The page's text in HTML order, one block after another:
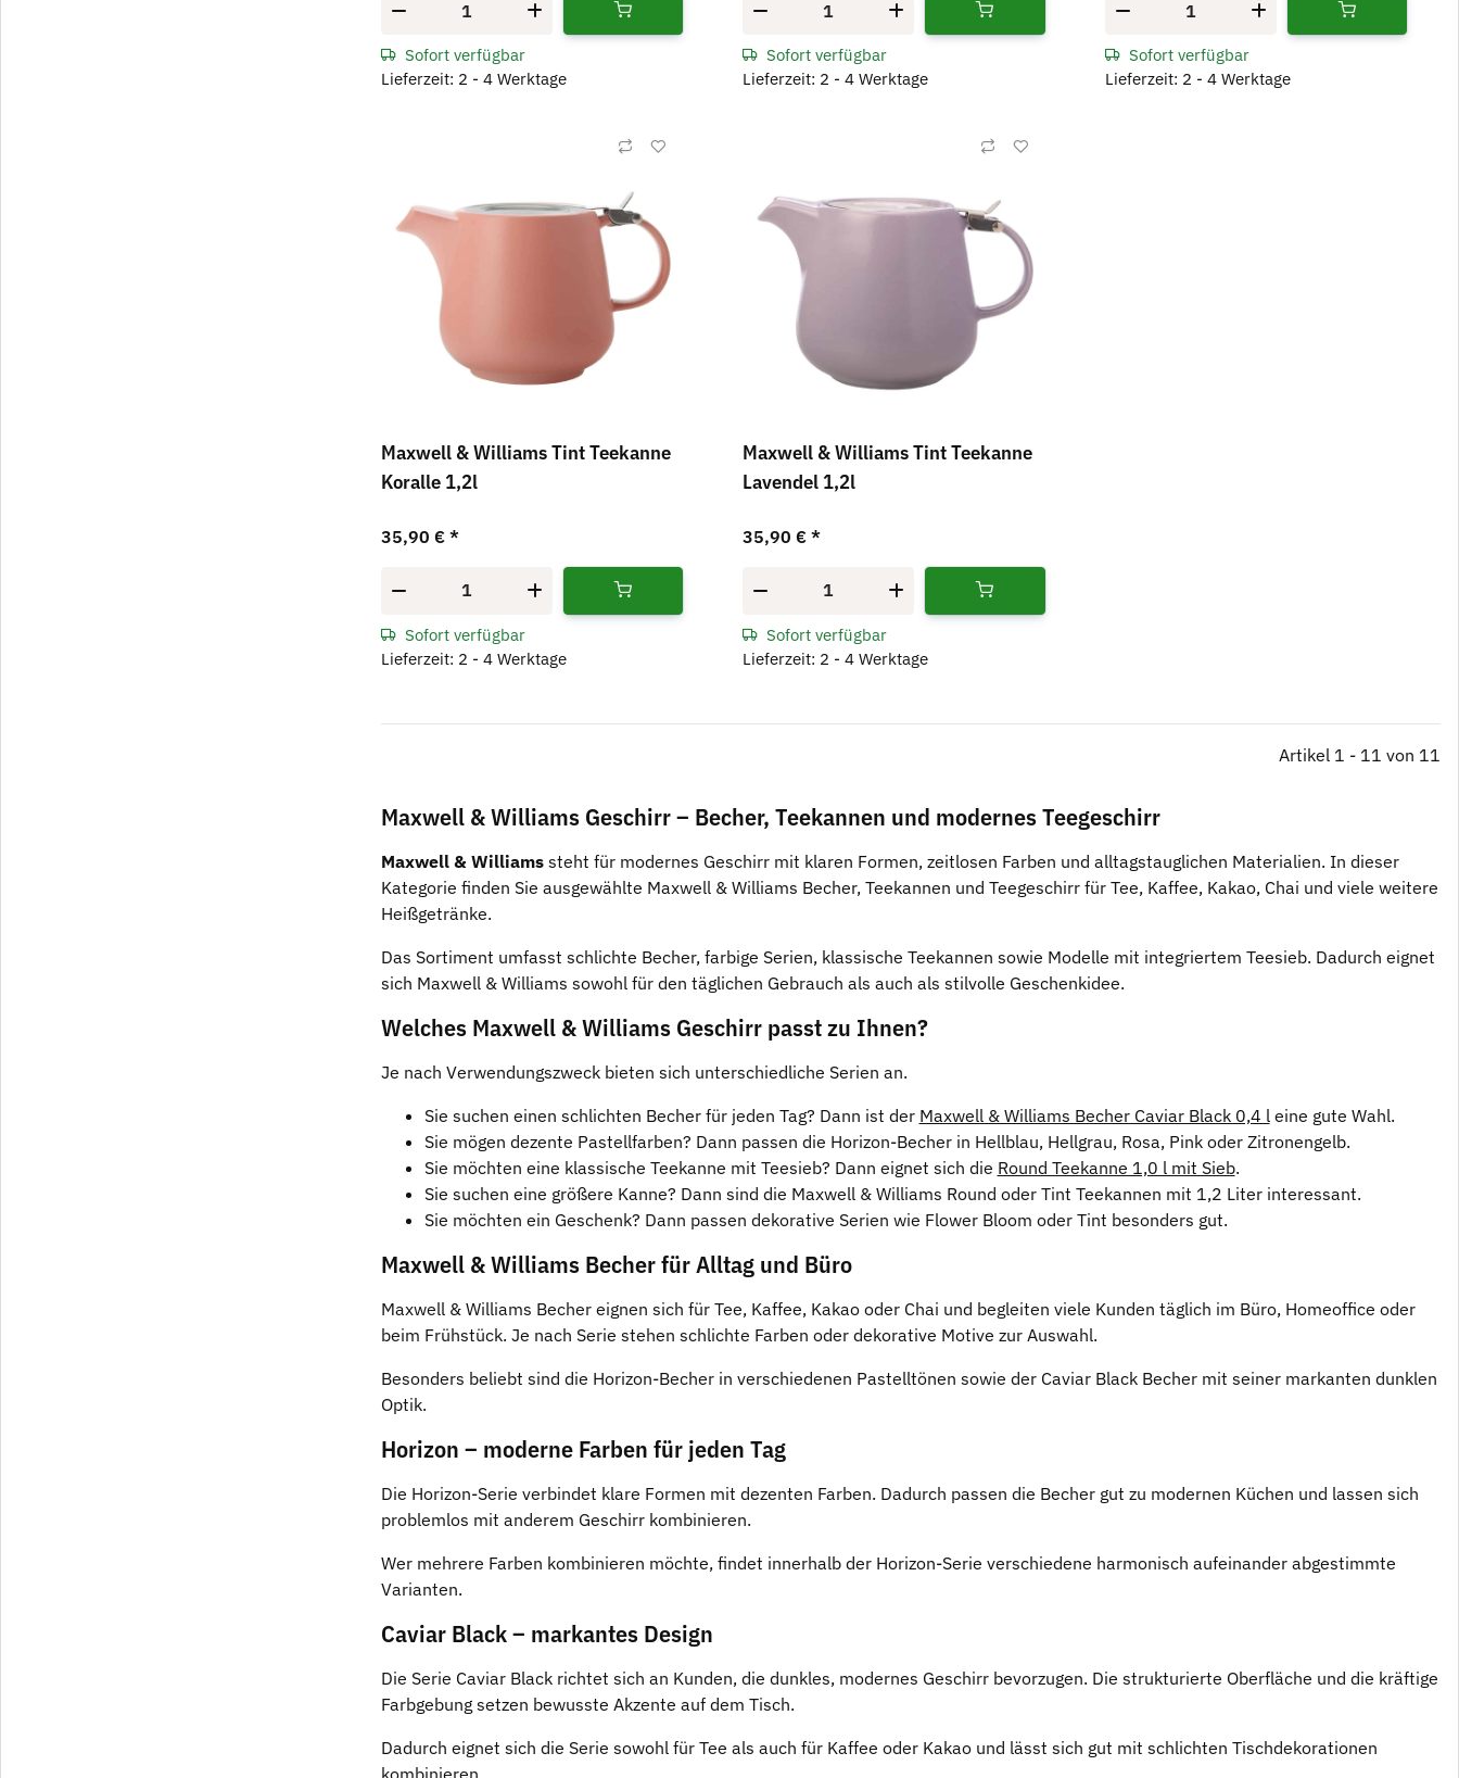
Sofort verfügbar
Lieferzeit: 2 - 4 Werktage
Sofort verfügbar
Lieferzeit: 2 - 4 Werktage
Sofort verfügbar
Lieferzeit: 2 - 4 Werktage
Maxwell & Williams Tint Teekanne
Koralle 1,2l
35,90 € *
Sofort verfügbar
Lieferzeit: 2 - 4 Werktage
Maxwell & Williams Tint Teekanne
Lavendel 1,2l
35,90 € *
Sofort verfügbar
Lieferzeit: 2 - 4 Werktage
Artikel 1 - 11 von 11
Maxwell & Williams Geschirr – Becher, Teekannen und modernes Teegeschirr
Maxwell & Williamssteht für modernes Geschirr mit klaren Formen, zeitlosen Farben und alltagstauglichen Materialien. In dieser
Kategorie finden Sie ausgewählte Maxwell & Williams Becher, Teekannen und Teegeschirr für Tee, Kaffee, Kakao, Chai und viele weitere
Heißgetränke.
Das Sortiment umfasst schlichte Becher, farbige Serien, klassische Teekannen sowie Modelle mit integriertem Teesieb. Dadurch eignet
sich Maxwell & Williams sowohl für den täglichen Gebrauch als auch als stilvolle Geschenkidee.
Welches Maxwell & Williams Geschirr passt zu Ihnen?
Je nach Verwendungszweck bieten sich unterschiedliche Serien an.
Sie suchen einen schlichten Becher für jeden Tag? Dann ist der Maxwell & Williams Becher Caviar Black 0,4 leine gute Wahl.
Sie mögen dezente Pastellfarben? Dann passen die Horizon-Becher in Hellblau, Hellgrau, Rosa, Pink oder Zitronengelb.
Sie möchten eine klassische Teekanne mit Teesieb? Dann eignet sich die Round Teekanne 1,0 l mit Sieb.
Sie suchen eine größere Kanne? Dann sind die Maxwell & Williams Round oder Tint Teekannen mit 1,2 Liter interessant.
Sie möchten ein Geschenk? Dann passen dekorative Serien wie Flower Bloom oder Tint besonders gut.
Maxwell & Williams Becher für Alltag und Büro
Maxwell & Williams Becher eignen sich für Tee, Kaffee, Kakao oder Chai und begleiten viele Kunden täglich im Büro, Homeoffice oder
beim Frühstück. Je nach Serie stehen schlichte Farben oder dekorative Motive zur Auswahl.
Besonders beliebt sind die Horizon-Becher in verschiedenen Pastelltönen sowie der Caviar Black Becher mit seiner markanten dunklen
Optik.
Horizon – moderne Farben für jeden Tag
Die Horizon-Serie verbindet klare Formen mit dezenten Farben. Dadurch passen die Becher gut zu modernen Küchen und lassen sich
problemlos mit anderem Geschirr kombinieren.
Wer mehrere Farben kombinieren möchte, findet innerhalb der Horizon-Serie verschiedene harmonisch aufeinander abgestimmte
Varianten.
Caviar Black – markantes Design
Die Serie Caviar Black richtet sich an Kunden, die dunkles, modernes Geschirr bevorzugen. Die strukturierte Oberfläche und die kräftige
Farbgebung setzen bewusste Akzente auf dem Tisch.
Dadurch eignet sich die Serie sowohl für Tee als auch für Kaffee oder Kakao und lässt sich gut mit schlichten Tischdekorationen
kombinieren.